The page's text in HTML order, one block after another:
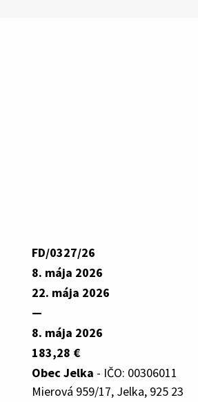
FD/0327/26
8. mája 2026
22. mája 2026
—
8. mája 2026
183,28 €
Obec Jelka - IČO: 00306011
Mierová 959/17, Jelka, 925 23